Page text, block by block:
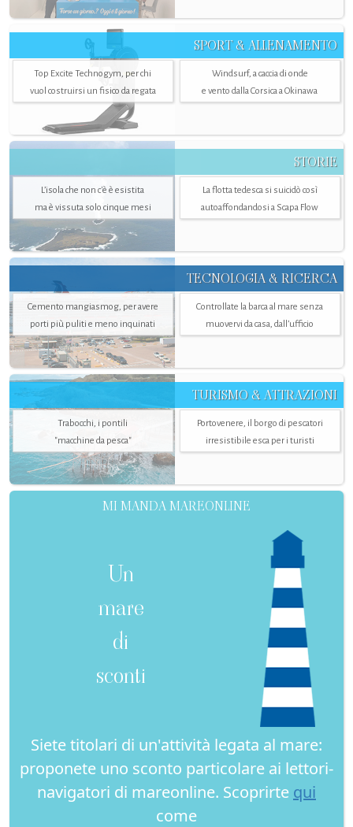
SPORT & ALLENAMENTO
Top Excite Technogym, per chi
vuol costruirsi un fisico da regata
Windsurf, a caccia di onde
e vento dalla Corsica a Okinawa
STORIE
L’isola che non c'è è esistita
ma è vissuta solo cinque mesi
La flotta tedesca si suicidò così
autoaffondandosi a Scapa Flow
TECNOLOGIA & RICERCA
Cemento mangiasmog, per avere
porti più puliti e meno inquinati
Controllate la barca al mare senza
muovervi da casa, dall’ufficio
TURISMO & ATTRAZIONI
Trabocchi, i pontili
"macchine da pesca"
Portovenere, il borgo di pescatori
irresistibile esca per i turisti
MI MANDA MAREONLINE
Un
mare
di
sconti
Siete titolari di un'attività legata al mare:
proponete uno sconto particolare ai lettori-
navigatori di mareonline. Scoprirte qui
come